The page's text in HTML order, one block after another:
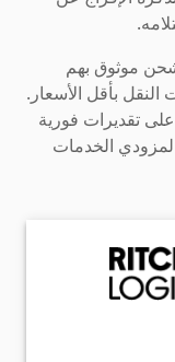
موثوق بهم
بأقل الأسعار.
تقديرات فورية
لمزودي الخدمات